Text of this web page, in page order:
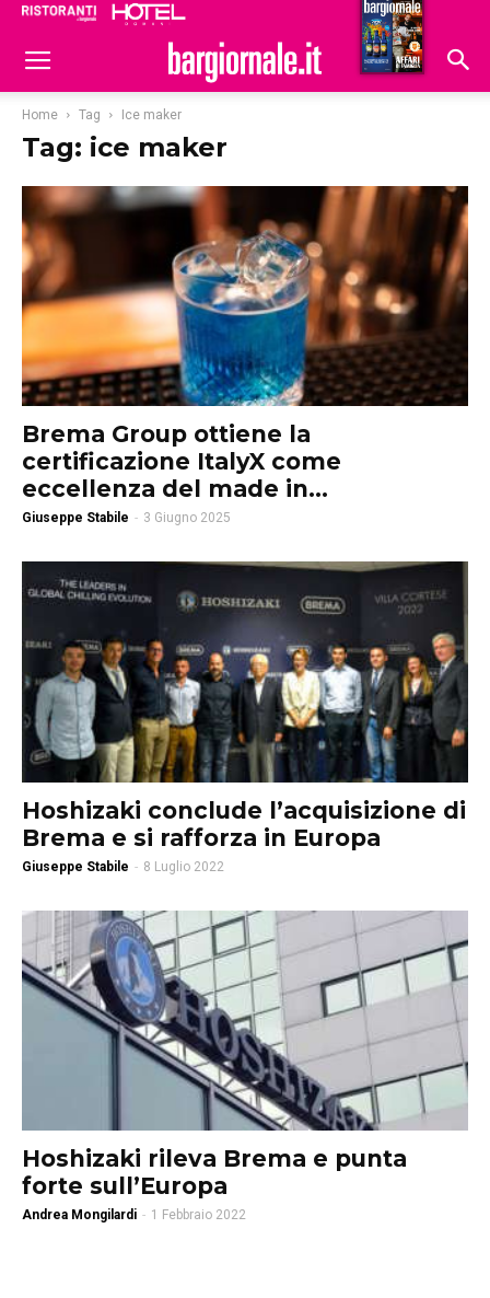
Hoteldomani
Home Tag Ice maker
Tag: ice maker
Brema Group ottiene la
certificazione ItalyX come
eccellenza del made in...
Giuseppe Stabile - 3 Giugno 2025
Hoshizaki conclude l’acquisizione di
Brema e si rafforza in Europa
Giuseppe Stabile - 8 Luglio 2022
Hoshizaki rileva Brema e punta
forte sull’Europa
Andrea Mongilardi - 1 Febbraio 2022